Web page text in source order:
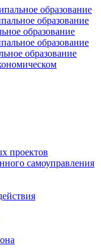
образование
образование
образование
образование
образование
проектов
самоуправления